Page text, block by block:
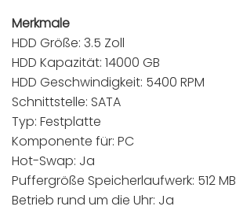
Merkmale
HDD Größe: 3.5 Zoll
HDD Kapazität: 14000 GB
HDD Geschwindigkeit: 5400 RPM
Schnittstelle: SATA
Typ: Festplatte
Komponente für: PC
Hot-Swap: Ja
Puffergröße Speicherlaufwerk: 512 MB
Betrieb rund um die Uhr: Ja